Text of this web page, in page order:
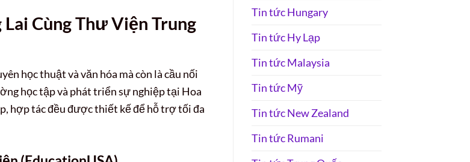
Cùng Thư Viện Trung
học thuật và văn hóa mà còn là cầu nối
học tập và phát triển sự nghiệp tại Hoa
hợp tác đều được thiết kế để hỗ trợ tối đa
Tin tức Hungary
Tin tức Hy Lạp
Tin tức Malaysia
Tin tức Mỹ
Tin tức New Zealand
Tin tức Rumani